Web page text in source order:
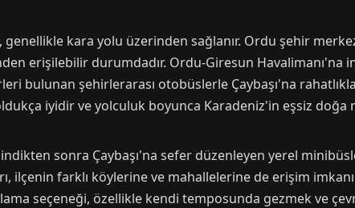
kara yolu üzerinden sağlanır. Ordu şehir
erişilebilir durumdadır. Ordu-Giresun Havalimanı'na
bulunan şehirlerarası otobüslerle Çaybaşı'na
iyidir ve yolculuk boyunca Karadeniz'in eşsiz doğa
sonra Çaybaşı'na sefer düzenleyen yerel
ilçenin farklı köylerine ve mahallelerine de erişim
seçeneği, özellikle kendi temposunda gezmek ve